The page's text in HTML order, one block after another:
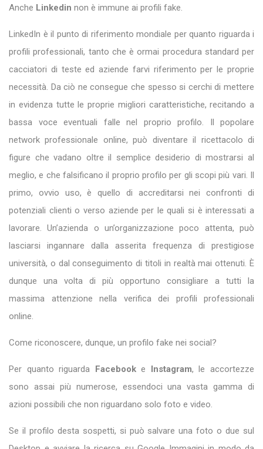
Anche Linkedin non è immune ai profili fake.
LinkedIn è il punto di riferimento mondiale per quanto riguarda i
profili professionali, tanto che è ormai procedura standard per
cacciatori di teste ed aziende farvi riferimento per le proprie
necessità. Da ciò ne consegue che spesso si cerchi di mettere
in evidenza tutte le proprie migliori caratteristiche, recitando a
bassa voce eventuali falle nel proprio profilo. Il popolare
network professionale online, può diventare il ricettacolo di
figure che vadano oltre il semplice desiderio di mostrarsi al
meglio, e che falsificano il proprio profilo per gli scopi più vari. Il
primo, ovvio uso, è quello di accreditarsi nei confronti di
potenziali clienti o verso aziende per le quali si è interessati a
lavorare. Un’azienda o un’organizzazione poco attenta, può
lasciarsi ingannare dalla asserita frequenza di prestigiose
università, o dal conseguimento di titoli in realtà mai ottenuti. È
dunque una volta di più opportuno consigliare a tutti la
massima attenzione nella verifica dei profili professionali
online.
Come riconoscere, dunque, un profilo fake nei social?
Per quanto riguarda Facebooke Instagram, le accortezze
sono assai più numerose, essendoci una vasta gamma di
azioni possibili che non riguardano solo foto e video.
Se il profilo desta sospetti, si può salvare una foto o due sul